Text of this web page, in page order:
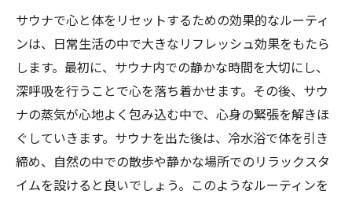
サウナで心と体をリセットするための効果的なルーティ
ンは、日常生活の中で大きなリフレッシュ効果をもたら
します。最初に、サウナ内での静かな時間を大切にし、
深呼吸を行うことで心を落ち着かせます。その後、サウ
ナの蒸気が心地よく包み込む中で、心身の緊張を解きほ
ぐしていきます。サウナを出た後は、冷水浴で体を引き
締め、自然の中での散歩や静かな場所でのリラックスタ
イムを設けると良いでしょう。このようなルーティンを